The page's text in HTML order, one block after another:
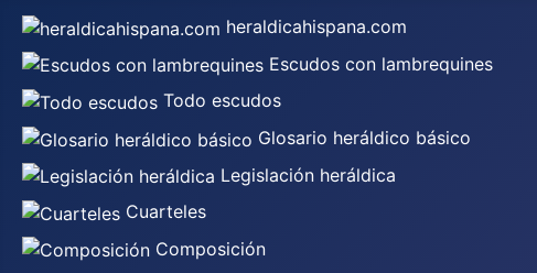
heraldicahispana.com
Escudos con lambrequines
Todo escudos
Glosario heráldico básico
Legislación heráldica
Cuarteles
Composición